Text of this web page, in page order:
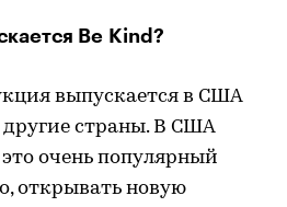
Be Kind?
выпускается в США
страны. В США
очень популярный
открывать новую